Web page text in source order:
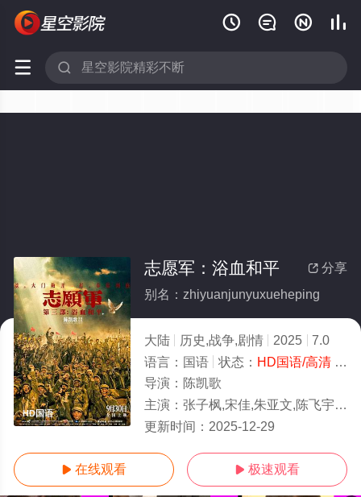
   
 
HD国语
 分享
志愿军：浴血和平
别名：zhiyuanjunyuxueheping
大陆 历史,战争,剧情 2025
7.0
语言： 国语 状态： HD国语/高清- 免费在线观看
导演： 陈凯歌
主演： 张子枫,宋佳,朱亚文,陈飞宇,彭昱畅,肖央,王砚辉,郭涛,王传君,周政杰,张宥
更新时间： 2025-12-29
 在线观看  极速观看